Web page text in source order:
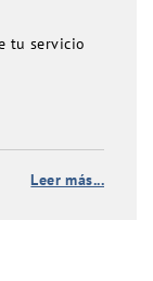
tu servicio
Leer más...